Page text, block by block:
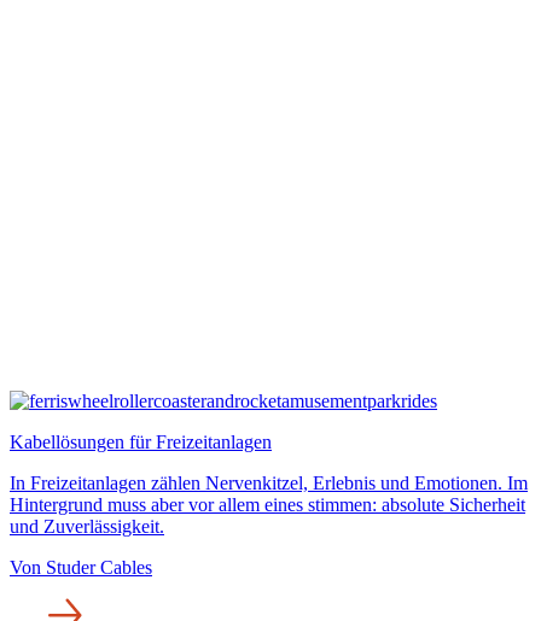
Kabellösungen für Freizeitanlagen
In Freizeitanlagen zählen Nervenkitzel, Erlebnis und Emotionen. Im
Hintergrund muss aber vor allem eines stimmen: absolute Sicherheit
und Zuverlässigkeit.
Von Studer Cables